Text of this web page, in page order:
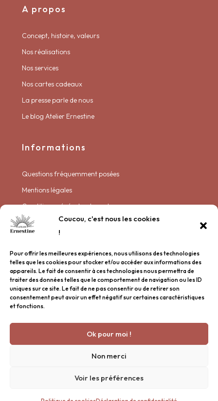
Coucou, c'est nous les cookies
!
Pour offrir les meilleures expériences, nous utilisons des technologies
telles que les cookies pour stocker et/ou accéder aux informations des
appareils. Le fait de consentir à ces technologies nous permettra de
traiter des données telles que le comportement de navigation ou les ID
uniques sur ce site. Le fait de ne pas consentir ou de retirer son
consentement peut avoir un effet négatif sur certaines caractéristiques
et fonctions.
Ok pour moi !
Non merci
Voir les préférences
A propos
Concept, histoire, valeurs
Nos réalisations
Nos services
Nos cartes cadeaux
La presse parle de nous
Le blog Atelier Ernestine
Informations
Questions fréquemment posées
Mentions légales
Conditions générales de vente
Politique de livraison
Plan de site
Garder contact
Une question ?